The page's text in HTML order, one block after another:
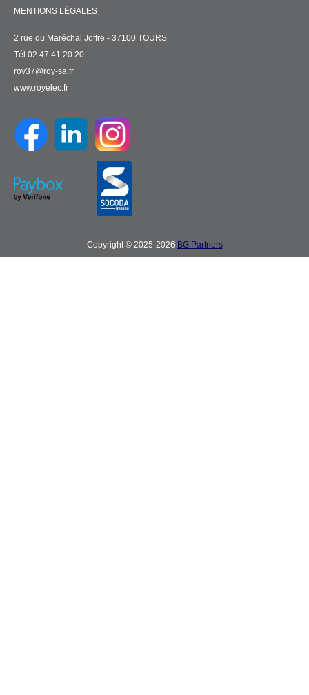
MENTIONS LÉGALES
2 rue du Maréchal Joffre - 37100 TOURS
Tél 02 47 41 20 20
roy37@roy-sa.fr
www.royelec.fr
Copyright © 2025-2026 BG Partners